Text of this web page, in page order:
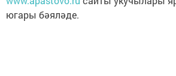
югары бәяләде.